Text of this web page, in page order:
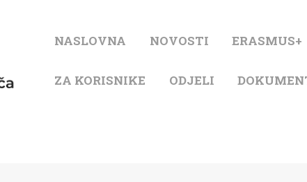
NASLOVNA NOVOSTI ERASMUS+
ZA KORISNIKE ODJELI